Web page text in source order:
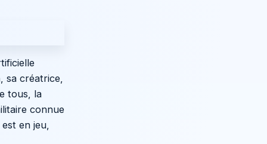
sa créatrice,
tous, la
connue
en jeu,